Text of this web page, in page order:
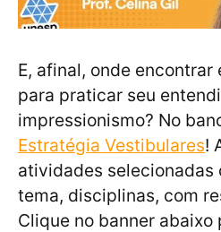
E, afinal, onde
para praticar seu
impressionismo? No
Estratégia Vestibulares!
atividades selecionadas
tema, disciplinas, com
Clique no banner abaixo